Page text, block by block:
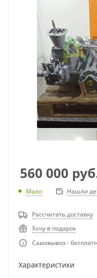
560 000
Мало Нашли
Рассчитать доставку
Хочу в подарок
Самовывоз -
Характеристики